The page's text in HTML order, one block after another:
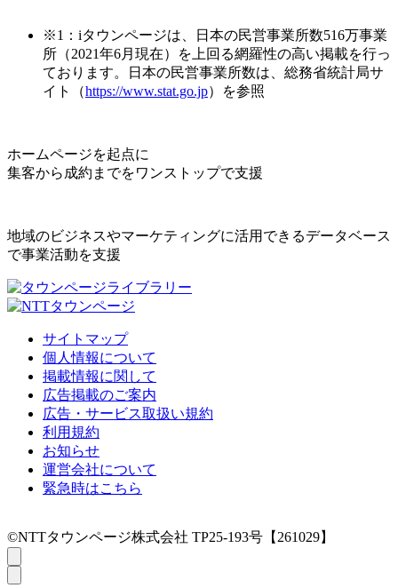
※1：iタウンページは、日本の民営事業所数516万事業
所（2021年6月現在）を上回る網羅性の高い掲載を行っ
ております。日本の民営事業所数は、総務省統計局サ
イト（https://www.stat.go.jp）を参照
ホームページを起点に
集客から成約までをワンストップで支援
地域のビジネスやマーケティングに活用できるデータベース
で事業活動を支援
サイトマップ
個人情報について
掲載情報に関して
広告掲載のご案内
広告・サービス取扱い規約
利用規約
お知らせ
運営会社について
緊急時はこちら
©NTTタウンページ株式会社 TP25-193号【261029】